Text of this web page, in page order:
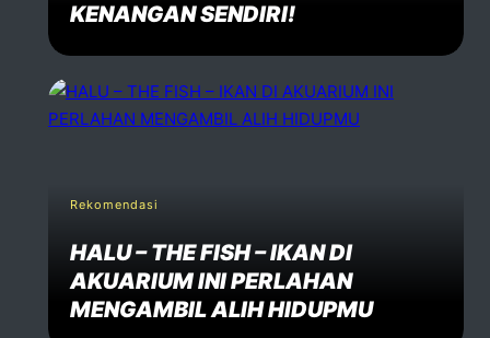
Post Comment
KENANGAN SENDIRI!
Rekomendasi
HALU – THE FISH – IKAN DI
AKUARIUM INI PERLAHAN
MENGAMBIL ALIH HIDUPMU